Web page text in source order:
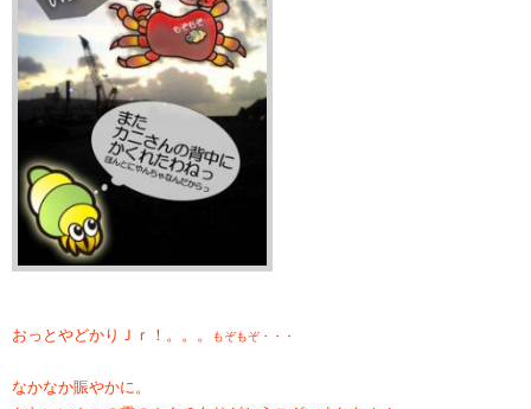
おっとやどかりＪｒ！。。。 もぞもぞ・・・
なかなか賑やかに。